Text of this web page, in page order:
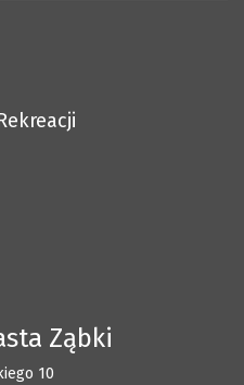
Ząbki
10